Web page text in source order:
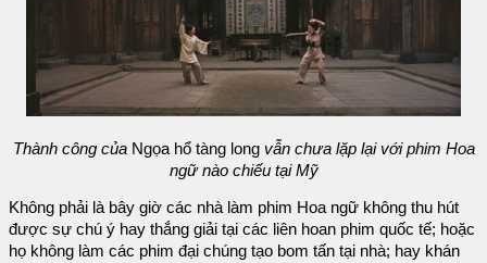
Thành công củaNgọa hổ tàng long vẫn chưa lặp lại với phim Hoa
ngữ nào chiếu tại Mỹ
Không phải là bây giờ các nhà làm phim Hoa ngữ không thu hút
được sự chú ý hay thắng giải tại các liên hoan phim quốc tế; hoặc
họ không làm các phim đại chúng tạo bom tấn tại nhà; hay khán